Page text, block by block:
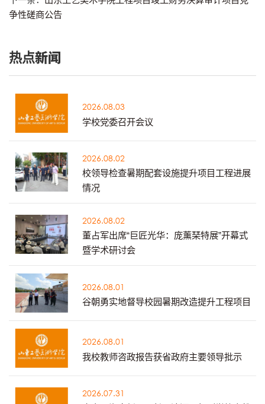
争性磋商公告
热点新闻
2026.08.03
学校党委召开会议
2026.08.02
校领导检查暑期配套设施提升项目工程进展
情况
2026.08.02
董占军出席“巨匠光华：庞薰琹特展”开幕式
暨学术研讨会
2026.08.01
谷朝勇实地督导校园暑期改造提升工程项目
2026.08.01
我校教师咨政报告获省政府主要领导批示
2026.07.31